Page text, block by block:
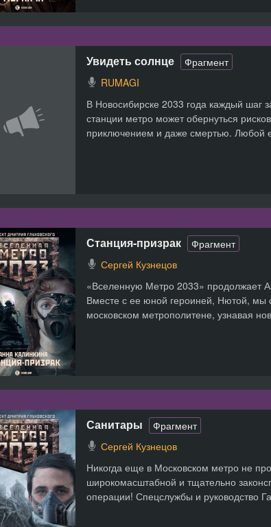
Увидеть солнце
Фрагмент
RUMAGI
В Новосибирске 2033 года каждый шаг
станции метро может обернуться
приключением и даже смертью. Любой
Станция-призрак
Фрагмент
Сергей Кузнецов
«Вселенную Метро 2033» продолжает
Вместе с ее юной героиней, Нютой, мы
московском метрополитене, узнавая
Санитары
Фрагмент
Сергей Кузнецов
Никогда еще в Московском метро не
широкомасштабной и тщательно
операции! Спецслужбы и руководство